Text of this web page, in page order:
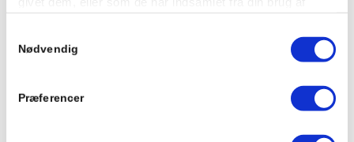
Nødvendig
Præferencer
Koordinerende rådgiver: Fotobogen er en
enestående måde at få indblik i barnets
Børn / Metoder / Tema